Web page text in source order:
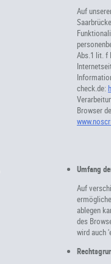
Auf
Abs.1 lit. f
check.de:
Browser
Umfang
Auf
ablegen
des
wird auch